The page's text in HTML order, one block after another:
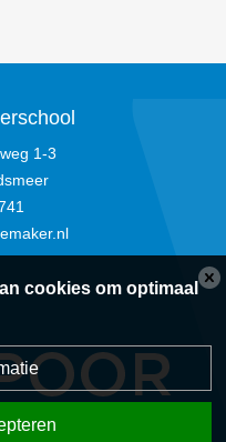
1-3
cookies om optimaal